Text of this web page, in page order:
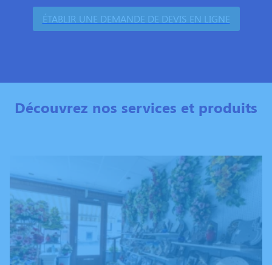
ÉTABLIR UNE DEMANDE DE DEVIS EN LIGNE
Découvrez nos services et produits